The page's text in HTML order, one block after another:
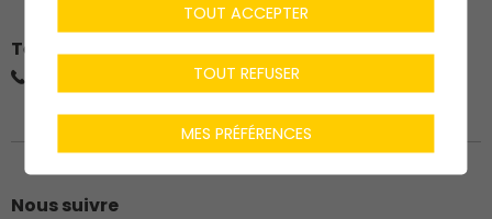
Téléphone
+41 (0)27 203 35 91
Nous suivre
TOUT ACCEPTER
TOUT REFUSER
MES PRÉFÉRENCES